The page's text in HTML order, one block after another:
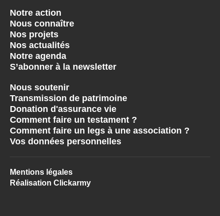
Notre action
Nous connaître
Nos projets
Nos actualités
Notre agenda
S’abonner à la newsletter
Nous soutenir
Transmission de patrimoine
Donation d'assurance vie
Comment faire un testament ?
Comment faire un legs à une association ?
Vos données personnelles
Mentions légales
Réalisation Clickarmy